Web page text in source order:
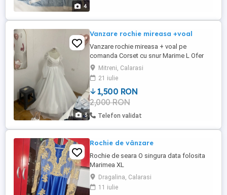
4
3
Vanzare rochie mireasa +voal
Vanzare rochie mireasa + voal pe
comanda Corset cu snur Marime L Ofer
cadou crinolina Purtata o singura data
Mitreni, Calarasi
21 iulie
1,500 RON
2,000 RON
Telefon validat
Rochie de vânzare
Rochie de seara O singura data folosita
Marimea XL
Dragalina, Calarasi
11 iulie